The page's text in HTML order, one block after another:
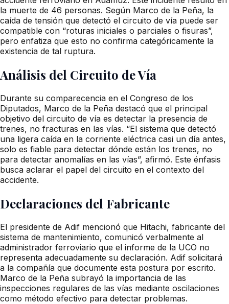
la muerte de 46 personas. Según Marco de la Peña, la
caída de tensión que detectó el circuito de vía puede ser
compatible con “roturas iniciales o parciales o fisuras”,
pero enfatiza que esto no confirma categóricamente la
existencia de tal ruptura.
Análisis del Circuito de Vía
Durante su comparecencia en el Congreso de los
Diputados, Marco de la Peña destacó que el principal
objetivo del circuito de vía es detectar la presencia de
trenes, no fracturas en las vías. “El sistema que detectó
una ligera caída en la corriente eléctrica casi un día antes,
solo es fiable para detectar dónde están los trenes, no
para detectar anomalías en las vías”, afirmó. Este énfasis
busca aclarar el papel del circuito en el contexto del
accidente.
Declaraciones del Fabricante
El presidente de Adif mencionó que Hitachi, fabricante del
sistema de mantenimiento, comunicó verbalmente al
administrador ferroviario que el informe de la UCO no
representa adecuadamente su declaración. Adif solicitará
a la compañía que documente esta postura por escrito.
Marco de la Peña subrayó la importancia de las
inspecciones regulares de las vías mediante oscilaciones
como método efectivo para detectar problemas.